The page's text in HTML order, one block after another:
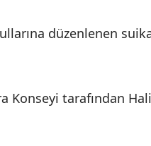
düzenlenen
Konseyi tarafından